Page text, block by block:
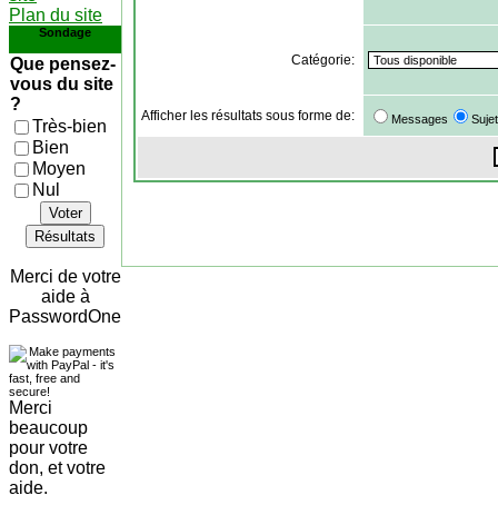
Plan du site
Sondage
Que pensez-
vous du site
?
Très-bien
Bien
Moyen
Nul
Voter
Résultats
Merci de votre
aide à
PasswordOne
Merci
beaucoup
pour votre
don, et votre
aide.
Catégorie:
Afficher les résultats sous forme de: Messages